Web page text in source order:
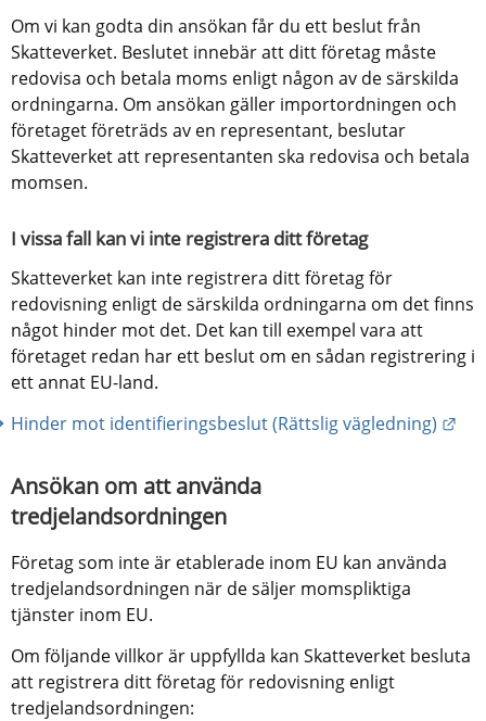
Om vi kan godta din ansökan får du ett beslut från
Skatteverket. Beslutet innebär att ditt företag måste
redovisa och betala moms enligt någon av de särskilda
ordningarna. Om ansökan gäller importordningen och
företaget företräds av en representant, beslutar
Skatteverket att representanten ska redovisa och betala
momsen.
I vissa fall kan vi inte registrera ditt företag
Skatteverket kan inte registrera ditt företag för
redovisning enligt de särskilda ordningarna om det finns
något hinder mot det. Det kan till exempel vara att
företaget redan har ett beslut om en sådan registrering i
ett annat EU-land.
Hinder mot identifieringsbeslut (Rättslig vägledning)
Ansökan om att använda
tredjelandsordningen
Företag som inte är etablerade inom EU kan använda
tredjelandsordningen när de säljer momspliktiga
tjänster inom EU.
Om följande villkor är uppfyllda kan Skatteverket besluta
att registrera ditt företag för redovisning enligt
tredjelandsordningen: